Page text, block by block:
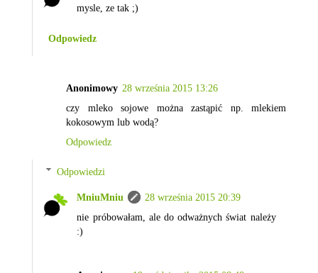
mysle, ze tak ;)
Odpowiedz
Anonimowy 28 września 2015 13:26
czy mleko sojowe można zastąpić np. mlekiem
kokosowym lub wodą?
Odpowiedz
Odpowiedzi
MniuMniu
28 września 2015 20:39
nie próbowałam, ale do odważnych świat należy
:)